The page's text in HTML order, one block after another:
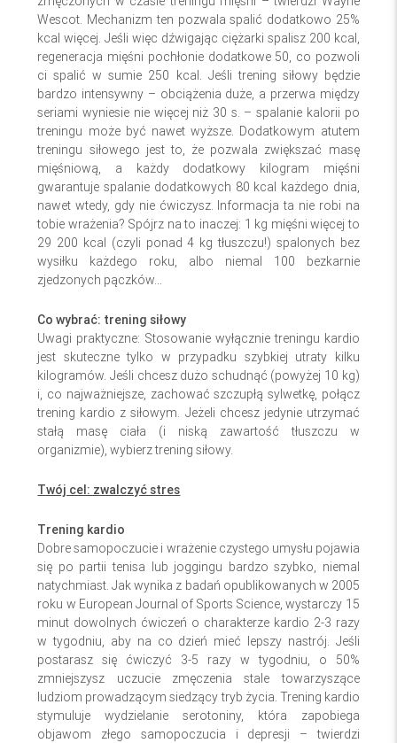
Wescot. Mechanizm ten pozwala spalić dodatkowo 25%
kcal więcej. Jeśli więc dźwigając ciężarki spalisz 200 kcal,
regeneracja mięśni pochłonie dodatkowe 50, co pozwoli
ci spalić w sumie 250 kcal. Jeśli trening siłowy będzie
bardzo intensywny – obciążenia duże, a przerwa między
seriami wyniesie nie więcej niż 30 s. – spalanie kalorii po
treningu może być nawet wyższe. Dodatkowym atutem
treningu siłowego jest to, że pozwala zwiększać masę
mięśniową, a każdy dodatkowy kilogram mięśni
gwarantuje spalanie dodatkowych 80 kcal każdego dnia,
nawet wtedy, gdy nie ćwiczysz. Informacja ta nie robi na
tobie wrażenia? Spójrz na to inaczej: 1 kg mięśni więcej to
29 200 kcal (czyli ponad 4 kg tłuszczu!) spalonych bez
wysiłku każdego roku, albo niemal 100 bezkarnie
zjedzonych pączków...
Co wybrać: trening siłowy
Uwagi praktyczne: Stosowanie wyłącznie treningu kardio
jest skuteczne tylko w przypadku szybkiej utraty kilku
kilogramów. Jeśli chcesz dużo schudnąć (powyżej 10 kg)
i, co najważniejsze, zachować szczupłą sylwetkę, połącz
trening kardio z siłowym. Jeżeli chcesz jedynie utrzymać
stałą masę ciała (i niską zawartość tłuszczu w
organizmie), wybierz trening siłowy.
Twój cel: zwalczyć stres
Trening kardio
Dobre samopoczucie i wrażenie czystego umysłu pojawia
się po partii tenisa lub joggingu bardzo szybko, niemal
natychmiast. Jak wynika z badań opublikowanych w 2005
roku w European Journal of Sports Science, wystarczy 15
minut dowolnych ćwiczeń o charakterze kardio 2-3 razy
w tygodniu, aby na co dzień mieć lepszy nastrój. Jeśli
postarasz się ćwiczyć 3-5 razy w tygodniu, o 50%
zmniejszysz uczucie zmęczenia stale towarzyszące
ludziom prowadzącym siedzący tryb życia. Trening kardio
stymuluje wydzielanie serotoniny, która zapobiega
objawom złego samopoczucia i depresji – twierdzi